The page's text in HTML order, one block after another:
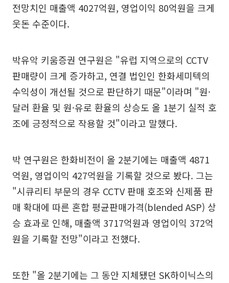
전망치인 매출액 4027억원, 영업이익 80억원을 크게
웃돈 수준이다.
박유악 키움증권 연구원은 "유럽 지역으로의 CCTV
판매량이 크게 증가하고, 연결 법인인 한화세미텍의
수익성이 개선될 것으로 판단하기 때문"이라며 "원·
달러 환율 및 원·유로 환율의 상승도 올 1분기 실적 호
조에 긍정적으로 작용할 것"이라고 말했다.
박 연구원은 한화비전이 올 2분기에는 매출액 4871
억원, 영업이익 427억원을 기록할 것으로 봤다. 그는
"시큐리티 부문의 경우 CCTV 판매 호조와 신제품 판
매 확대에 따른 혼합 평균판매가격(blended ASP) 상
승 효과로 인해, 매출액 3717억원과 영업이익 372억
원을 기록할 전망"이라고 전했다.
또한 "올 2분기에는 그 동안 지체됐던 SK하이닉스의